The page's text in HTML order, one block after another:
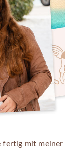
fertig mit meiner